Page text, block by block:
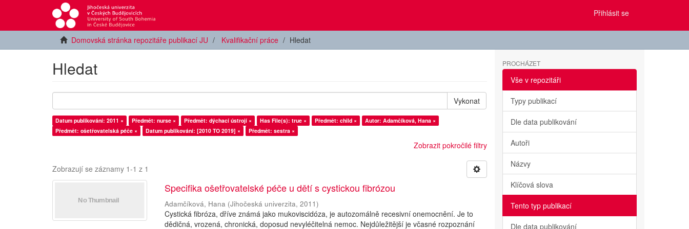
Přihlásit se
Domovská stránka repozitáře publikací JU Kvalifikační práce Hledat
Hledat
Vykonat
Datum publikování: 2011 × Předmět: nurse × Předmět: dýchací ústrojí × Has File(s): true × Předmět: child ×
Autor: Adamčíková, Hana ×
Předmět: ošetřovatelská péče ×
Datum publikování: [2010 TO 2019] × Předmět: sestra ×
Zobrazit pokročilé filtry
Zobrazují se záznamy 1-1 z 1
Specifika ošetřovatelské péče u dětí s cystickou fibrózou
Adamčíková, Hana (Jihočeská univerzita,2011)
Cystická fibróza, dříve známá jako mukoviscidóza, je autozomálně recesivní onemocnění. Je to
dědičná, vrozená, chronická, doposud nevyléčitelná nemoc. Nejdůležitější je včasné rozpoznání
PROCHÁZET
Vše v repozitáři
Typy publikací
Dle data publikování
Autoři
Názvy
Klíčová slova
Tento typ publikací
Dle data publikování